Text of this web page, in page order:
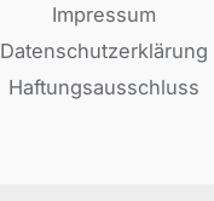
Impressum
Datenschutzerklärung
Haftungsausschluss